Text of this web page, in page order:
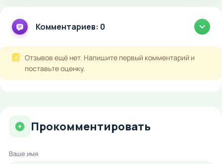
Комментариев: 0
Отзывов ещё нет. Напишите первый комментарий и
поставьте оценку.
Прокомментировать
Ваше имя